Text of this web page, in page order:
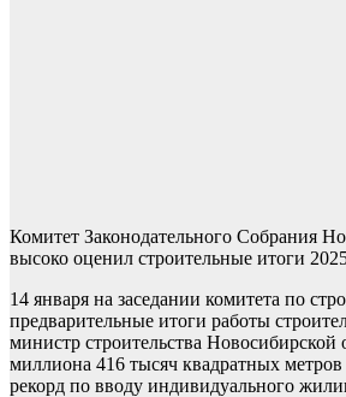
Комитет Законодательного Собрания
высоко оценил строительные итоги
14 января на заседании комитета по
предварительные итоги работы
министр строительства Новосибирской
миллиона 416 тысяч квадратных
рекорд по вводу индивидуального